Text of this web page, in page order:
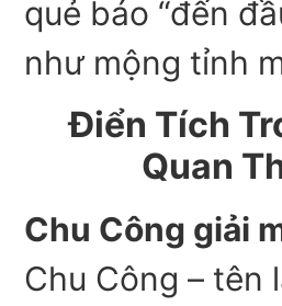
quẻ báo “đến
như mộng tỉnh
Điển Tích
Quan
Chu Công giải
Chu Công – tên